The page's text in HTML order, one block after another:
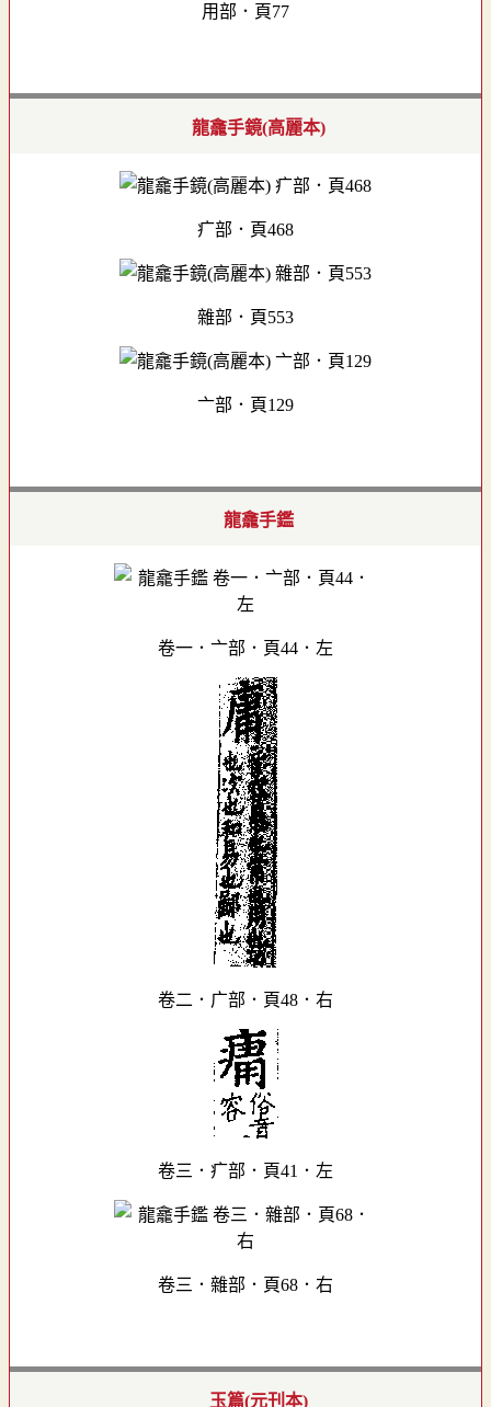
用部．頁77
龍龕手鏡(高麗本)
疒部．頁468
雜部．頁553
亠部．頁129
龍龕手鑑
卷一．亠部．頁44．左
卷二．广部．頁48．右
卷三．疒部．頁41．左
卷三．雜部．頁68．右
玉篇(元刊本)